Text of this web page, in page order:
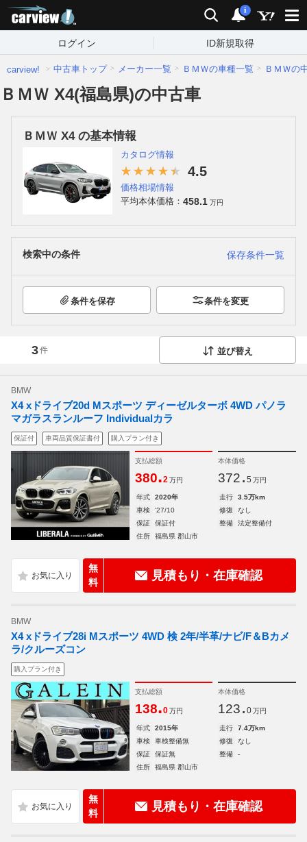
検索 通知
i
ログイン ID新規取得
carview! 中古車トップ メーカー一覧 ＢＭＷの車種一覧 ＢＭＷの
ＢＭＷ X4(福島県)の中古車
ＢＭＷ X4 の基本情報
カタログ情報
4.5
価格相場情報
平均本体価格： 458.1 万円
検索中の条件 保存条件一覧
条件を保存 条件を変更
3件 並び替え
BMW
X4 xドライブ20d Mスポーツ ディーゼルターボ 4WD パノラ
マガラスランルーフ Individualカラ
保証付 車両品質保証書付 購入プラン付き
支払総額
380.2 万円
本体価格
372. 5 万円
年式 2020年 走行
3.5万km
車検
'27/10 修復
なし
保証
保証付 整備
法定整備付
住所
福島県 郡山市
無
料
見積もり・在庫確認
BMW
X4 xドライブ28i Mスポーツ 4WD 検 2年/半革/ナビ/F＆Bカメ
ラ/クルーズコン
購入プラン付き
支払総額
138.0 万円
本体価格
123. 0 万円
年式 2015年 走行
7.4万km
車検
車検整備無 修復
なし
保証
保証無 整備
-
住所
福島県 郡山市
無
料
見積もり・在庫確認